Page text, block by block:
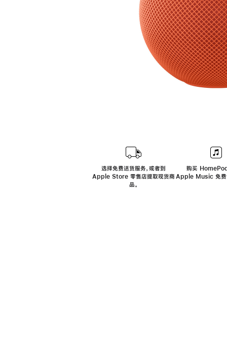
选择免费送货服务，或者到
Apple Store 零售店提取现货商
品。
购买
Apple Music 免费